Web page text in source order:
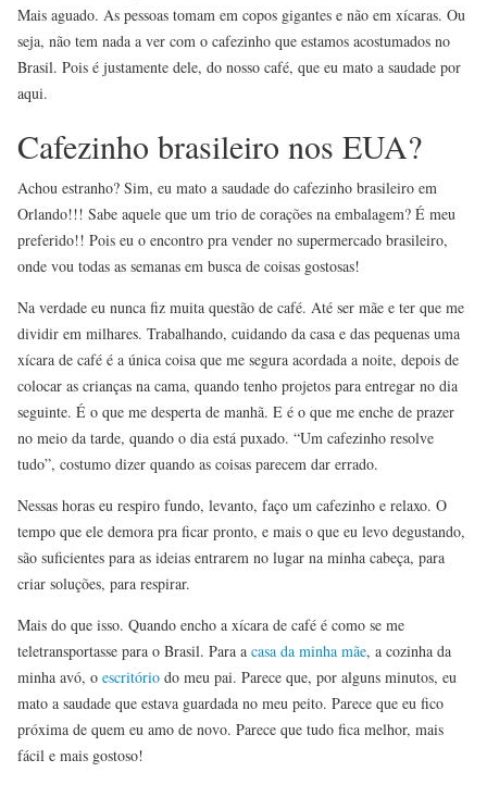
Mais aguado. As pessoas tomam em copos gigantes e não em xícaras. Ou
seja, não tem nada a ver com o cafezinho que estamos acostumados no
Brasil. Pois é justamente dele, do nosso café, que eu mato a saudade por
aqui.
Cafezinho brasileiro nos EUA?
Achou estranho? Sim, eu mato a saudade do cafezinho brasileiro em
Orlando!!! Sabe aquele que um trio de corações na embalagem? É meu
preferido!! Pois eu o encontro pra vender no supermercado brasileiro,
onde vou todas as semanas em busca de coisas gostosas!
Na verdade eu nunca fiz muita questão de café. Até ser mãe e ter que me
dividir em milhares. Trabalhando, cuidando da casa e das pequenas uma
xícara de café é a única coisa que me segura acordada a noite, depois de
colocar as crianças na cama, quando tenho projetos para entregar no dia
seguinte. É o que me desperta de manhã. E é o que me enche de prazer
no meio da tarde, quando o dia está puxado. “Um cafezinho resolve
tudo”, costumo dizer quando as coisas parecem dar errado.
Nessas horas eu respiro fundo, levanto, faço um cafezinho e relaxo. O
tempo que ele demora pra ficar pronto, e mais o que eu levo degustando,
são suficientes para as ideias entrarem no lugar na minha cabeça, para
criar soluções, para respirar.
Mais do que isso. Quando encho a xícara de café é como se me
teletransportasse para o Brasil. Para a casa da minha mãe, a cozinha da
minha avó, o escritório do meu pai. Parece que, por alguns minutos, eu
mato a saudade que estava guardada no meu peito. Parece que eu fico
próxima de quem eu amo de novo. Parece que tudo fica melhor, mais
fácil e mais gostoso!